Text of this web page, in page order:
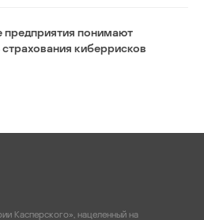
понимают
киберрисков
Касперского», нацеленный на